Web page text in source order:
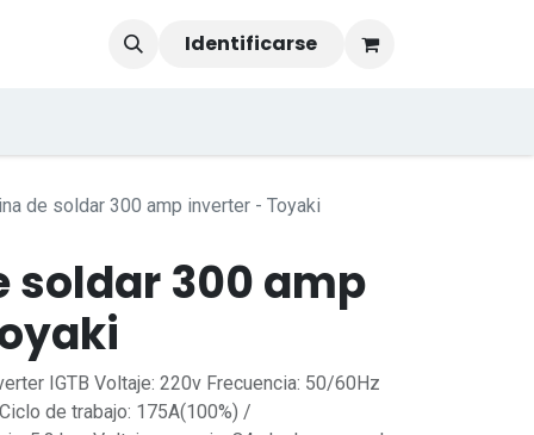
Identificarse
de soldar 300 amp inverter - Toyaki
soldar 300 amp
IGTB Voltaje: 220v Frecuencia: 50/60Hz
de trabajo: 175A(100%) /